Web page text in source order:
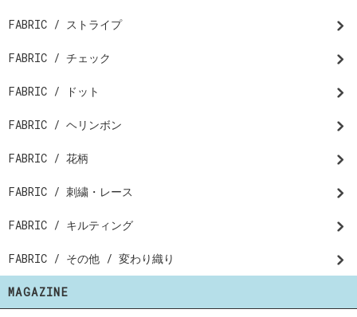
FABRIC / ストライプ
FABRIC / チェック
FABRIC / ドット
FABRIC / ヘリンボン
FABRIC / 花柄
FABRIC / 刺繍・レース
FABRIC / キルティング
FABRIC / その他 / 変わり織り
MAGAZINE